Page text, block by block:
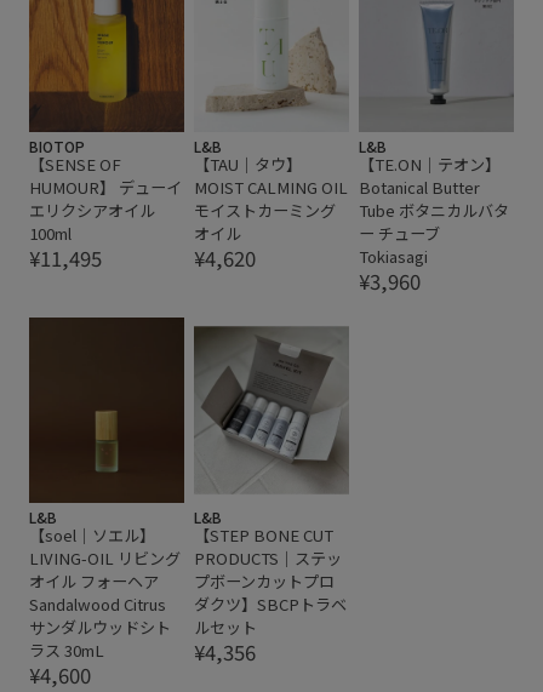
BIOTOP
【SENSE OF
HUMOUR】 デューイ
エリクシアオイル
100ml
¥11,495
L&B
【TAU｜タウ】
MOIST CALMING OIL
モイストカーミング
オイル
¥4,620
L&B
【TE.ON｜テオン】
Botanical Butter
Tube ボタニカルバタ
ー チューブ
Tokiasagi
¥3,960
L&B
【soel｜ソエル】
LIVING-OIL リビング
オイル フォーヘア
Sandalwood Citrus
サンダルウッドシト
ラス 30mL
¥4,600
L&B
【STEP BONE CUT
PRODUCTS｜ステッ
プボーンカットプロ
ダクツ】SBCPトラベ
ルセット
¥4,356